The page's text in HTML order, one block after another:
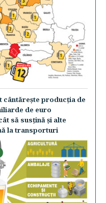
cântăreşte producţia de
de euro
să susţină şi alte
la transporturi